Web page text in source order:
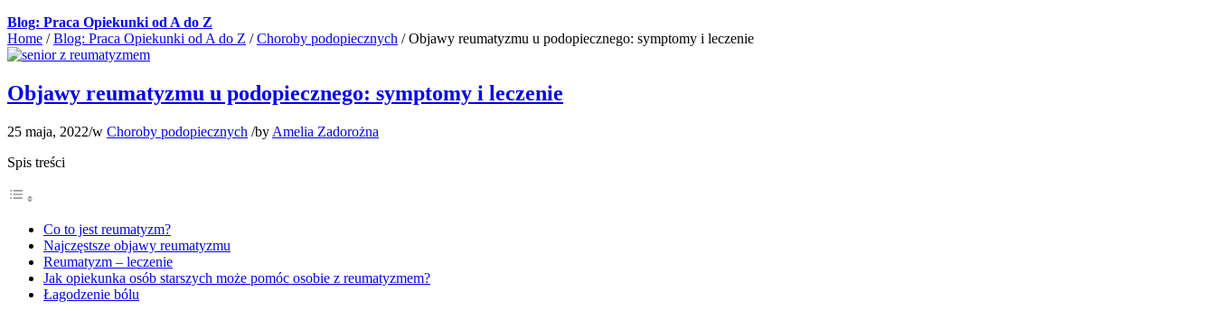
Blog: Praca Opiekunki od A do Z
Home / Blog: Praca Opiekunki od A do Z / Choroby podopiecznych / Objawy reumatyzmu u podopiecznego: symptomy i leczenie
Objawy reumatyzmu u podopiecznego: symptomy i leczenie
25 maja, 2022/w Choroby podopiecznych /by Amelia Zadorożna
Spis treści
Co to jest reumatyzm?
Najczęstsze objawy reumatyzmu
Reumatyzm – leczenie
Jak opiekunka osób starszych może pomóc osobie z reumatyzmem?
Łagodzenie bólu